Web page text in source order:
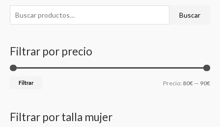
u
c
a
Buscar
Filtrar por precio
i
o
i
o
Filtrar Precio: 80€ — 90€
Filtrar por talla mujer